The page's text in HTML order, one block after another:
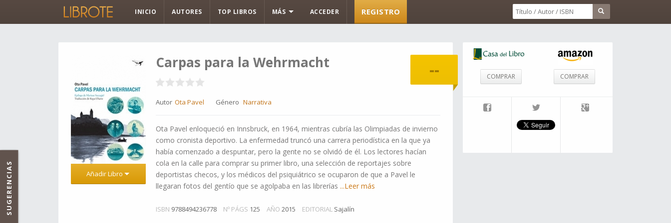
INICIO AUTORES TOP LIBROS MÁS ACCEDER REGISTRO
--
Añadir Libro
Carpas para la Wehrmacht
Autor Ota Pavel Género Narrativa
Ota Pavel enloqueció en Innsbruck, en 1964, mientras cubría las Olimpiadas de invierno
como cronista deportivo. La enfermedad truncó una carrera periodística en la que ya
había comenzado a despuntar, pero la gente no se olvidó de él. Los lectores hacían
cola en la calle para comprar su primer libro, una selección de reportajes sobre
deportistas checos, y los médicos del psiquiátrico se ocuparon de que a Pavel le
llegaran fotos del gentío que se agolpaba en las librerías ...Leer más
ISBN 9788494236778 Nº PÁGS 125 AÑO 2015 EDITORIAL Sajalín
COMPRAR COMPRAR
SUGERENCIAS